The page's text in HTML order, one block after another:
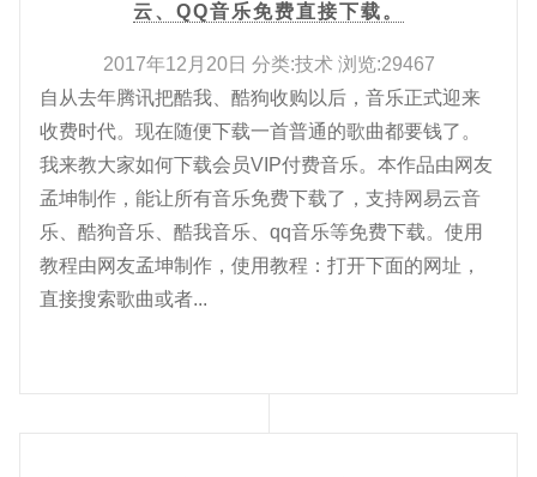
云、QQ音乐免费直接下载。
2017年12月20日 分类:技术 浏览:29467
自从去年腾讯把酷我、酷狗收购以后，音乐正式迎来
收费时代。现在随便下载一首普通的歌曲都要钱了。
我来教大家如何下载会员VIP付费音乐。本作品由网友
孟坤制作，能让所有音乐免费下载了，支持网易云音
乐、酷狗音乐、酷我音乐、qq音乐等免费下载。使用
教程由网友孟坤制作，使用教程：打开下面的网址，
直接搜索歌曲或者...